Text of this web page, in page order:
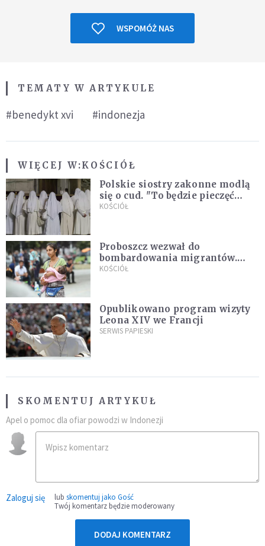
WSPOMÓŻ NAS
TEMATY W ARTYKULE
#benedykt xvi #indonezja
WIĘCEJ W:KOŚCIÓŁ
Polskie siostry zakonne modlą
się o cud. "To będzie pieczęć
Pana Boga dla naszej wiary"
KOŚCIÓŁ
Proboszcz wezwał do
bombardowania migrantów.
"Masowy ogień przeciwko
KOŚCIÓŁ
Opublikowano program wizyty
Leona XIV we Francji
SERWIS PAPIESKI
SKOMENTUJ ARTYKUŁ
Apel o pomoc dla ofiar powodzi w Indonezji
Zaloguj się lub skomentuj jako Gość
Twój komentarz będzie moderowany
DODAJ KOMENTARZ